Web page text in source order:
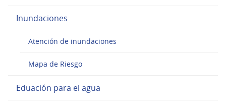
Inundaciones
Atención de inundaciones
Mapa de Riesgo
Eduación para el agua